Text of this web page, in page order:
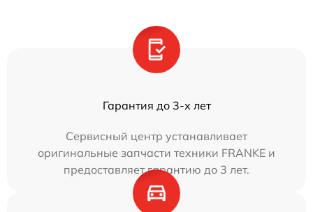
Гарантия до 3-х лет
Сервисный центр устанавливает
оригинальные запчасти техники FRANKE и
предоставляет гарантию до 3 лет.